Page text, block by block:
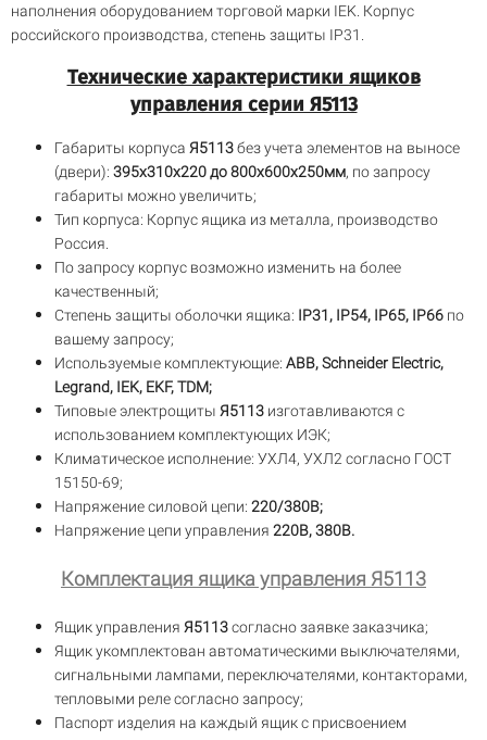
наполнения оборудованием торговой марки IEK. Корпус
российского производства, степень защиты IP31.
Технические характеристики ящиков
управления серии Я5113
Габариты корпуса Я5113без учета элементов на выносе
(двери): 395х310х220 до 800х600х250мм, по запросу
габариты можно увеличить;
Тип корпуса: Корпус ящика из металла, производство
Россия.
По запросу корпус возможно изменить на более
качественный;
Степень защиты оболочки ящика: IP31, IP54, IP65, IP66 по
вашему запросу;
Используемые комплектующие: ABB, Schneider Electric,
Legrand, IEK, EKF, TDM;
Типовые электрощиты Я5113 изготавливаются с
использованием комплектующих ИЭК;
Климатическое исполнение: УХЛ4, УХЛ2 согласно ГОСТ
15150-69;
Напряжение силовой цепи: 220/380В;
Напряжение цепи управления 220В, 380В.
Комплектация ящика управления Я5113
Ящик управления Я5113согласно заявке заказчика;
Ящик укомплектован автоматическими выключателями,
сигнальными лампами, переключателями, контакторами,
тепловыми реле согласно запросу;
Паспорт изделия на каждый ящик с присвоением